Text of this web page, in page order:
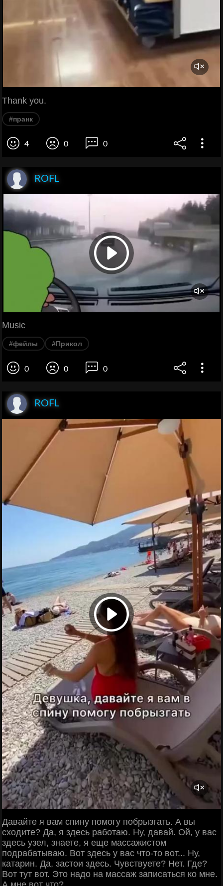
Thank you.
#пранк
4 0 0
ROFL
Music
#фейлы #Прикол
0 0 0
ROFL
Давайте я вам спину помогу побрызгать. А вы
сходите? Да, я здесь работаю. Ну, давай. Ой, у вас
здесь узел, знаете, я еще массажистом
подрабатываю. Вот здесь у вас что-то вот... Ну,
катарин. Да, застои здесь. Чувствуете? Нет. Где?
Вот тут вот. Это надо на массаж записаться ко мне.